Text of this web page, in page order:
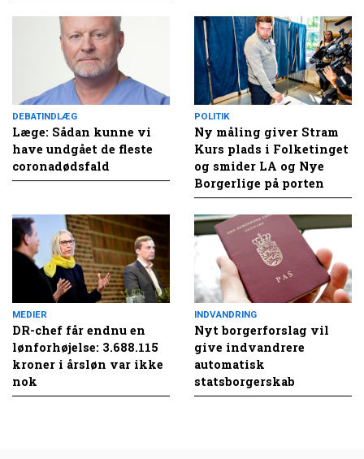
DEBATINDLÆG
Læge: Sådan kunne vi
have undgået de fleste
coronadødsfald
POLITIK
Ny måling giver Stram
Kurs plads i Folketinget
og smider LA og Nye
Borgerlige på porten
MEDIER
DR-chef får endnu en
lønforhøjelse: 3.688.115
kroner i årsløn var ikke
nok
INDVANDRING
Nyt borgerforslag vil
give indvandrere
automatisk
statsborgerskab